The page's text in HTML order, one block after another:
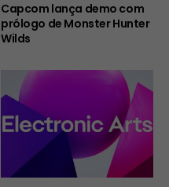
Capcom lança demo com
prólogo de Monster Hunter
Wilds